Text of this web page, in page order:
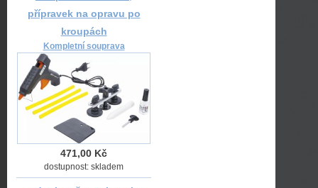
přípravek na opravu po
kroupách
Kompletní souprava
471,00 Kč
dostupnost: skladem